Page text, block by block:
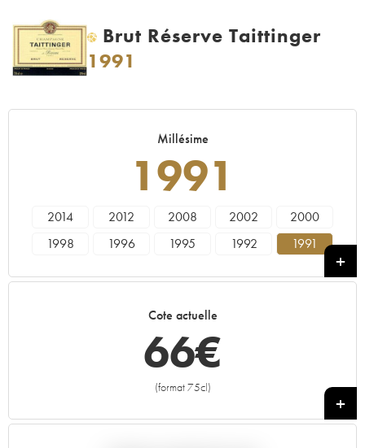
H
Brut Réserve Taittinger
1991
Millésime
1991
2014 2012 2008 2002
2000
1998
1996 1995 1992
1991
1970
1961
Cote actuelle
66€
(format 75cl)
+